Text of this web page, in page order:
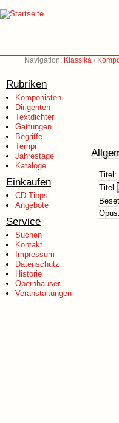
Navigation: Klassika /
Rubriken
Komponisten
Dirigenten
Textdichter
Gattungen
Begriffe
Tempi
Jahrestage
Kataloge
Einkaufen
CD-Tipps
Angebote
Service
Suchen
Kontakt
Impressum
Datenschutz
Historie
Opernhäuser
Veranstaltungen
Titel:
Titel
Opus: